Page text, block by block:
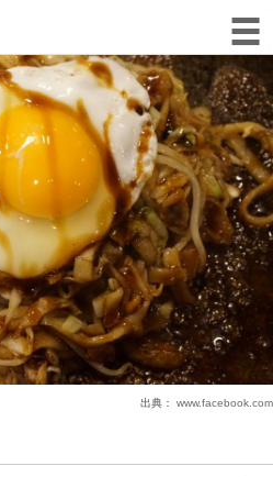
出典： www.facebook.com